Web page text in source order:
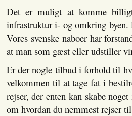
Det er muligt at komme
infrastruktur i- og omkring byen.
Vores svenske naboer har
at man som gæst eller udstiller
Er der nogle tilbud i forhold til
velkommen til at tage fat i
rejser, der enten kan skabe
om hvordan du nemmest rejser